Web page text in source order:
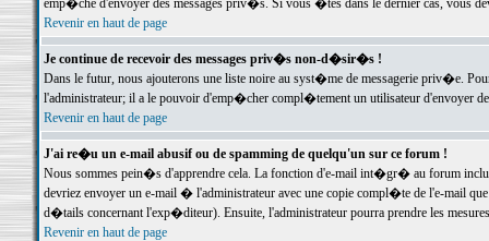
emp�che d'envoyer des messages priv�s. Si vous �tes dans le dernier cas, vous
Revenir en haut de page
Je continue de recevoir des messages priv�s non-d�sir�s !
Dans le futur, nous ajouterons une liste noire au syst�me de messagerie priv�e.
l'administrateur; il a le pouvoir d'emp�cher compl�tement un utilisateur d'envoyer
Revenir en haut de page
J'ai re�u un e-mail abusif ou de spamming de quelqu'un sur ce forum !
Nous sommes pein�s d'apprendre cela. La fonction d'e-mail int�gr� au forum inclut
devriez envoyer un e-mail � l'administrateur avec une copie compl�te de l'e-mail
d�tails concernant l'exp�diteur). Ensuite, l'administrateur pourra prendre les
Revenir en haut de page